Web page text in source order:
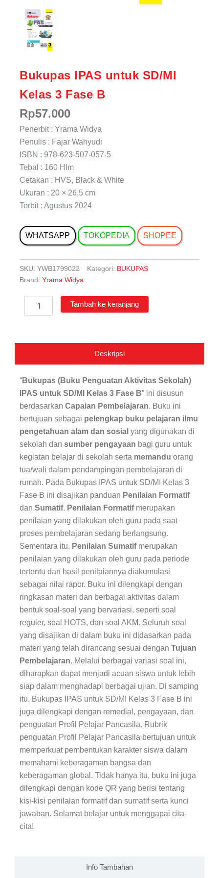
Bukupas IPAS untuk SD/MI
Kelas 3 Fase B
Rp57.000
Penerbit : Yrama Widya
Penulis : Fajar Wahyudi
ISBN : 978-623-507-057-5
Tebal : 160 Hlm
Cetakan : HVS, Black & White
Ukuran : 20 × 26,5 cm
Terbit : Agustus 2024
WHATSAPP TOKOPEDIA SHOPEE
SKU: YWB1799022 Kategori: BUKUPAS
Brand: Yrama Widya
Bukupas
B
Tambah ke keranjang
Deskripsi
Info Tambahan
“Bukupas (Buku Penguatan Aktivitas Sekolah)
IPAS untuk SD/MI Kelas 3 Fase B” ini disusun
berdasarkan Capaian Pembelajaran. Buku ini
bertujuan sebagai pelengkap buku pelajaran ilmu
pengetahuan alam dan sosial yang digunakan di
sekolah dan sumber pengayaan bagi guru untuk
kegiatan belajar di sekolah serta memandu orang
tua/wali dalam pendampingan pembelajaran di
rumah. Pada Bukupas IPAS untuk SD/MI Kelas 3
Fase B ini disajikan panduan Penilaian Formatif
dan Sumatif. Penilaian Formatifmerupakan
penilaian yang dilakukan oleh guru pada saat
proses pembelajaran sedang berlangsung.
Sementara itu, Penilaian Sumatifmerupakan
penilaian yang dilakukan oleh guru pada periode
tertentu dan hasil penilaiannya diakumulasi
sebagai nilai rapor. Buku ini dilengkapi dengan
ringkasan materi dan berbagai aktivitas dalam
bentuk soal-soal yang bervariasi, seperti soal
reguler, soal HOTS, dan soal AKM. Seluruh soal
yang disajikan di dalam buku ini didasarkan pada
materi yang telah dirancang sesuai dengan Tujuan
Pembelajaran. Melalui berbagai variasi soal ini,
diharapkan dapat menjadi acuan siswa untuk lebih
siap dalam menghadapi berbagai ujian. Di samping
itu, Bukupas IPAS untuk SD/MI Kelas 3 Fase B ini
juga dilengkapi dengan remedial, pengayaan, dan
penguatan Profil Pelajar Pancasila. Rubrik
penguatan Profil Pelajar Pancasila bertujuan untuk
memperkuat pembentukan karakter siswa dalam
memahami keberagaman bangsa dan
keberagaman global. Tidak hanya itu, buku ini juga
dilengkapi dengan kode QR yang berisi tentang
kisi-kisi penilaian formatif dan sumatif serta kunci
jawaban. Selamat belajar untuk menggapai cita-
cita!